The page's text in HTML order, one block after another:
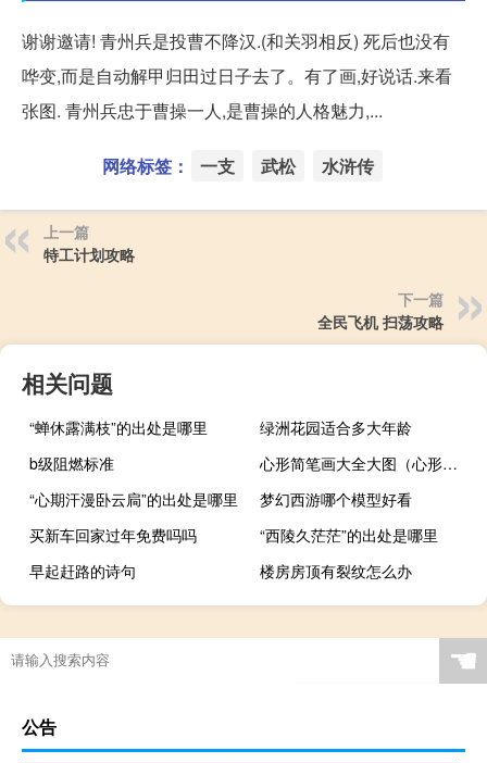
谢谢邀请! 青州兵是投曹不降汉.(和关羽相反) 死后也没有
哗变,而是自动解甲归田过日子去了。有了画,好说话.来看
张图. 青州兵忠于曹操一人,是曹操的人格魅力,...
网络标签： 一支 武松 水浒传
上一篇
特工计划攻略
下一篇
全民飞机 扫荡攻略
相关问题
“蝉休露满枝”的出处是哪里
绿洲花园适合多大年龄
b级阻燃标准
心形简笔画大全大图（心形简笔画）
“心期汗漫卧云扃”的出处是哪里
梦幻西游哪个模型好看
买新车回家过年免费吗吗
“西陵久茫茫”的出处是哪里
早起赶路的诗句
楼房房顶有裂纹怎么办
☚
公告